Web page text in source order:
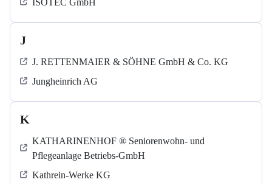
ISOTEC GmbH
J
J. RETTENMAIER & SÖHNE GmbH & Co. KG
Jungheinrich AG
K
KATHARINENHOF ® Seniorenwohn- und
Pflegeanlage Betriebs-GmbH
Kathrein-Werke KG